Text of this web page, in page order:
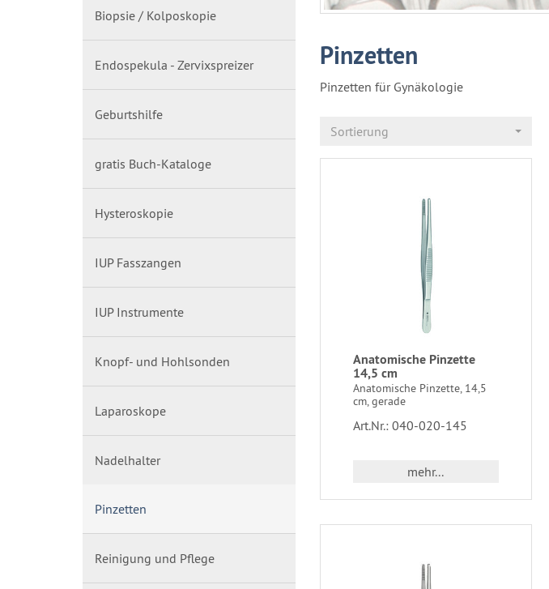
Pinzetten
Pinzetten für Gynäkologie
Sortierung
Anatomische Pinzette
14,5 cm
Anatomische Pinzette, 14,5
cm, gerade
Art.Nr.: 040-020-145
mehr...
Biopsie / Kolposkopie
Endospekula - Zervixspreizer
Geburtshilfe
gratis Buch-Kataloge
Hysteroskopie
IUP Fasszangen
IUP Instrumente
Knopf- und Hohlsonden
Laparoskope
Nadelhalter
Pinzetten
Reinigung und Pflege